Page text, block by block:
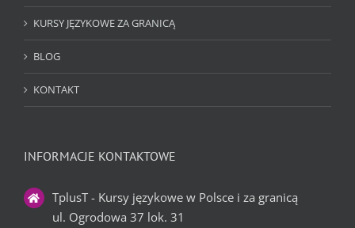
KURSY JĘZYKOWE ZA GRANICĄ
BLOG
KONTAKT
INFORMACJE KONTAKTOWE
TplusT - Kursy językowe w Polsce i za granicą
ul. Ogrodowa 37 lok. 31